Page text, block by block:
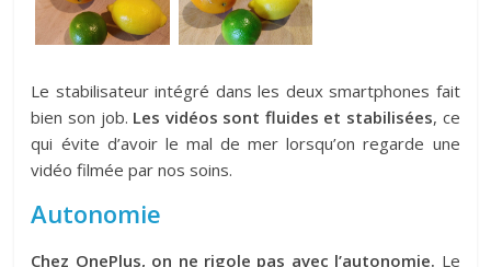
Le stabilisateur intégré dans les deux smartphones fait
bien son job. Les vidéos sont fluides et stabilisées, ce
qui évite d’avoir le mal de mer lorsqu’on regarde une
vidéo filmée par nos soins.
Autonomie
Chez OnePlus, on ne rigole pas avec l’autonomie. Le